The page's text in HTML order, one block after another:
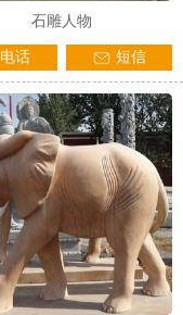
石雕人物
电话 短信